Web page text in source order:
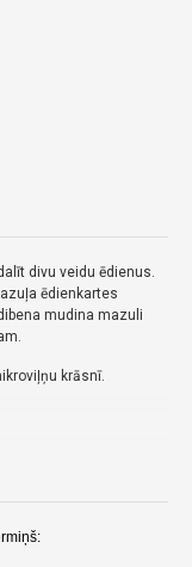
divu veidu ēdienus.
ēdienkartes
mudina mazuli
krāsnī.
no vairumtirgotāja.